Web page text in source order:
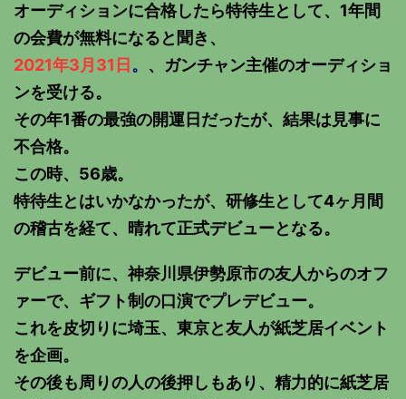
オーディションに合格したら特待生として、1年間
の会費が無料になると聞き、
2021年3月31日 。 、ガンチャン主催のオーディショ
ンを受ける。
その年1番の最強の開運日だったが、結果は見事に
不合格。
この時、56歳。
特待生とはいかなかったが、研修生として4ヶ月間
の稽古を経て、晴れて正式デビューとなる。
デビュー前に、神奈川県伊勢原市の友人からのオフ
ァーで、ギフト制の口演でプレデビュー。
これを皮切りに埼玉、東京と友人が紙芝居イベント
を企画。
その後も周りの人の後押しもあり、精力的に紙芝居